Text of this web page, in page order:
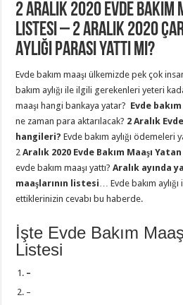
2 Aralık 2020 Evde
Listesi – 2 Aralık 2020
Aylığı Parası Yattı Mı?
Evde bakım maaşı ülkemizde pek çok
bakım aylığı ile ilgili gerekenleri yeteri
maaşı hangi bankaya yatar? Evde
ne zaman para aktarılacak? 2 Aralık
hangileri?Evde bakım aylığı ödemeleri
2Aralık 2020 Evde Bakım Maaşı
evde bakım maaşı yattı?Aralık ayında
maaşlarının listesi… Evde bakım
ettiklerinizin cevabı bu haberde.
İşte Evde Bakım
Listesi
–
–